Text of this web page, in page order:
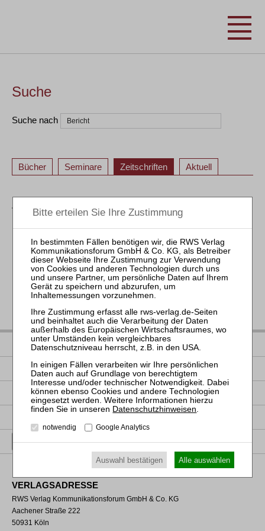
Suche
Suche nach
Bücher Seminare Zeitschriften Aktuell
ZRI
2 3 4
IMPRESSUM
DATENSCHUTZ
NUTZUNGSBESTIMMUNGEN/AGB
VERTRAG WIDERRUFEN
VERLAGSADRESSE
RWS Verlag Kommunikationsforum GmbH & Co. KG
Aachener Straße 222
50931 Köln
Datenschutzhinweisen
notwendig Google Analytics
Auswahl bestätigen Alle auswählen